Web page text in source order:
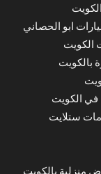
ابو الحصاني
الكويت
بالكويت
في الكويت
ستلايت
منزلية بالكويت